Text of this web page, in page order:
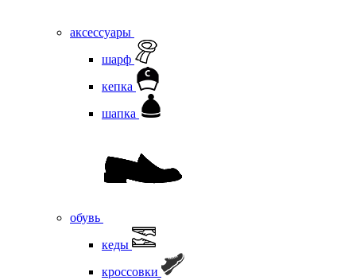
аксессуары
шарф
кепка
шапка
обувь
кеды
кроссовки